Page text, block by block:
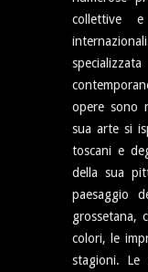
collettive
opere sono
sua arte si
toscani e
della sua
paesaggio
grossetana,
colori, le
stagioni. Le